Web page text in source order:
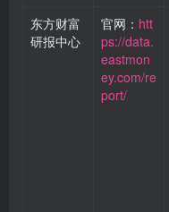
东方财富
研报中心
官网： htt
ps://data.
eastmon
ey.com/re
port/